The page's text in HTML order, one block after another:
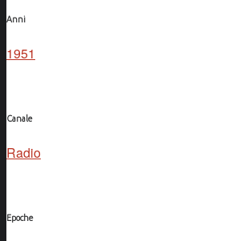
Anni
1951
Canale
Radio
Epoche